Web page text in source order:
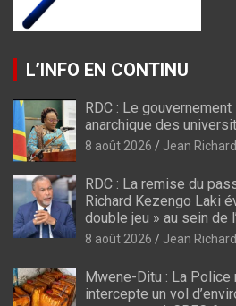
L’INFO EN CONTINU
RDC : Le
anarchique des
8 août 2026 Jean Richard
RDC : La remise du
Richard Kezengo Laki
double jeu » au sein de
8 août 2026 Jean Richard
Mwene-Ditu : La Police
intercepte un vol